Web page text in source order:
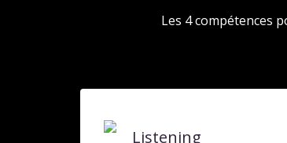
Les 4 compétences
Listening